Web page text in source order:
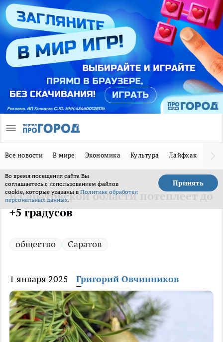
Все новости В мире Экономика Культура Лайфхак
Во время посещения сайта Вы
соглашаетесь с использованием файлов
cookie, которые указаны в Политике обработки
персональных данных.
Принять
В Саратовской области потеплеет до
+5 градусов
общество Саратов
1 января 2025 Григорий Овчинников